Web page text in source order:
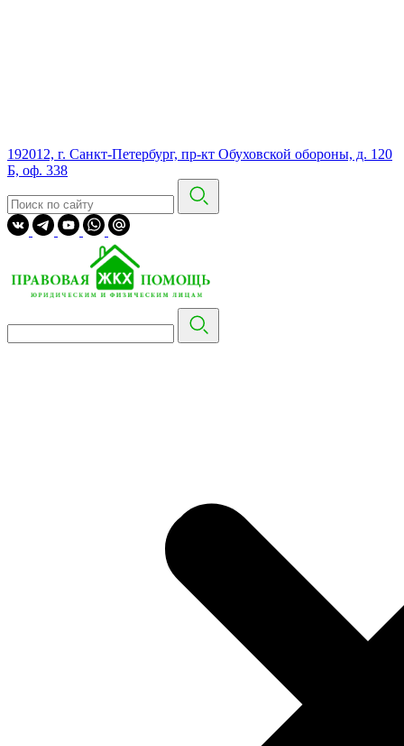
192012, г. Санкт-Петербург, пр-кт Обуховской обороны, д. 120
Б, оф. 338